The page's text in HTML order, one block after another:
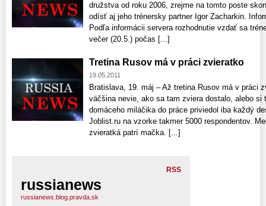
družstva od roku 2006, zrejme na tomto poste
odísť aj jeho trénersky partner Igor Zacharkin.
Podľa informácii servera rozhodnutie vzdať sa
večer (20.5.) počas [...]
Tretina Rusov má v práci zvieratko
19.05.2011
Bratislava, 19. máj – Až tretina Rusov má v práci
väčšina nevie, ako sa tam zviera dostalo, alebo si
domáceho miláčika do práce priviedol iba každý
Joblist.ru na vzorke takmer 5000 respondentov.
zvieratká patrí mačka. [...]
RSS
russianews
russianews.blog.pravda.sk